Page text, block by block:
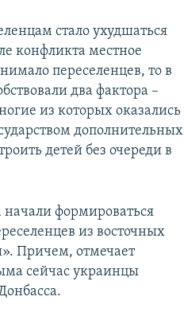
стало ухудшаться
конфликта местное
переселенцев, то в
два фактора –
из которых оказались
дополнительных
детей без очереди в
начали формироваться
из восточных
Причем, отмечает
сейчас украинцы